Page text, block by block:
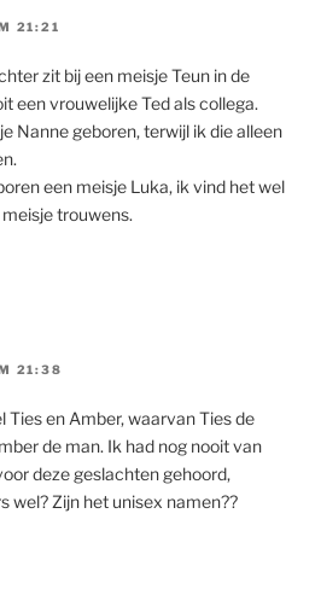
21:21
zit bij een meisje Teun in de
een vrouwelijke Ted als collega.
Nanne geboren, terwijl ik die alleen
een meisje Luka, ik vind het wel
trouwens.
21:38
Ties en Amber, waarvan Ties de
de man. Ik had nog nooit van
deze geslachten gehoord,
wel? Zijn het unisex namen??